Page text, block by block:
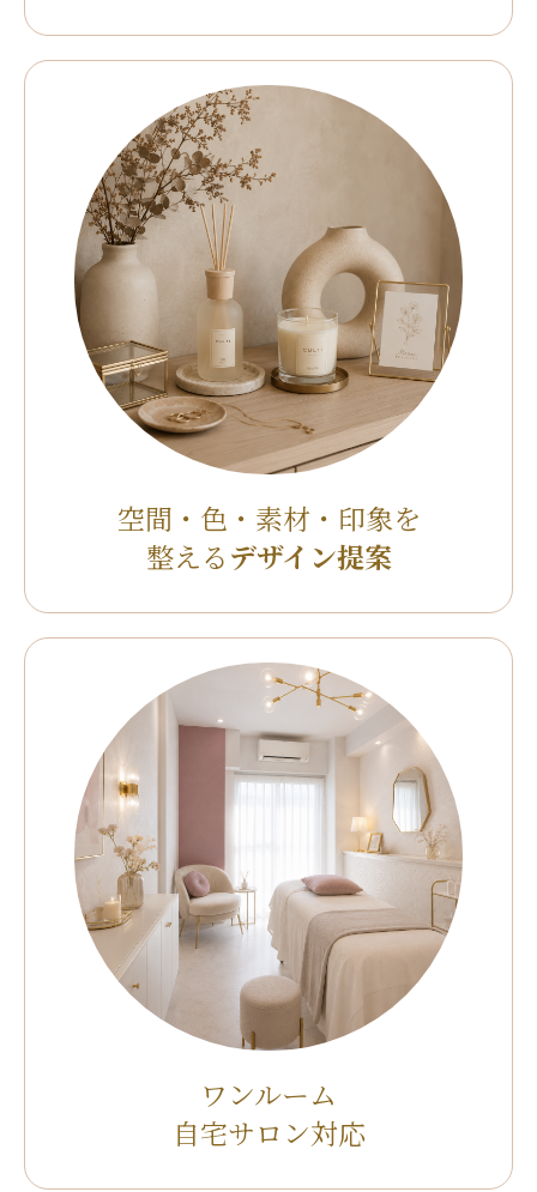
空間・色・素材・印象を
整えるデザイン提案
ワンルーム
自宅サロン対応